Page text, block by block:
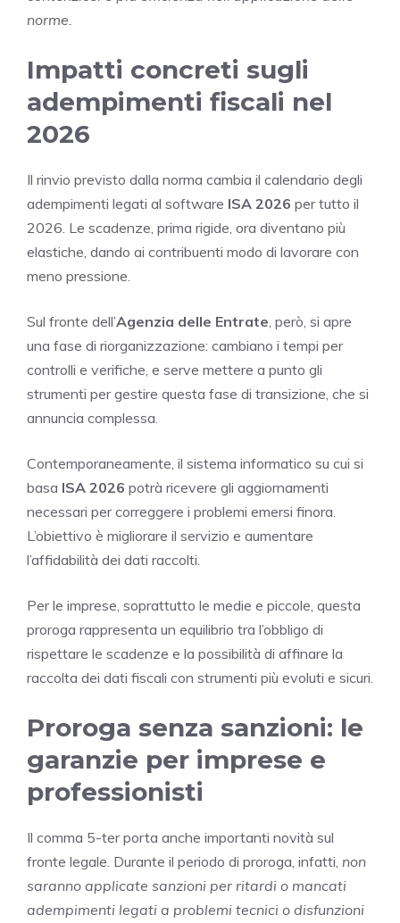
norme.
Impatti concreti sugli
adempimenti fiscali nel
2026
Il rinvio previsto dalla norma cambia il calendario degli
adempimenti legati al software ISA 2026 per tutto il
2026. Le scadenze, prima rigide, ora diventano più
elastiche, dando ai contribuenti modo di lavorare con
meno pressione.
Sul fronte dell’Agenzia delle Entrate , però, si apre
una fase di riorganizzazione: cambiano i tempi per
controlli e verifiche, e serve mettere a punto gli
strumenti per gestire questa fase di transizione, che si
annuncia complessa.
Contemporaneamente, il sistema informatico su cui si
basa ISA 2026 potrà ricevere gli aggiornamenti
necessari per correggere i problemi emersi finora.
L’obiettivo è migliorare il servizio e aumentare
l’affidabilità dei dati raccolti.
Per le imprese, soprattutto le medie e piccole, questa
proroga rappresenta un equilibrio tra l’obbligo di
rispettare le scadenze e la possibilità di affinare la
raccolta dei dati fiscali con strumenti più evoluti e sicuri.
Proroga senza sanzioni: le
garanzie per imprese e
professionisti
Il comma 5-ter porta anche importanti novità sul
fronte legale. Durante il periodo di proroga, infatti, non
saranno applicate sanzioni per ritardi o mancati
adempimenti legati a problemi tecnici o disfunzioni